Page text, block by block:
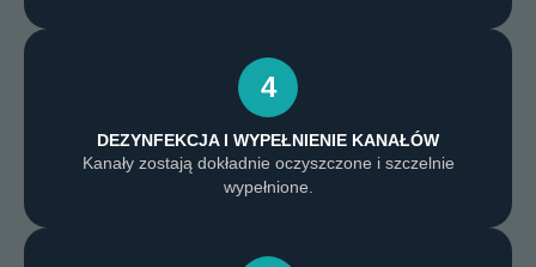
4
DEZYNFEKCJA I WYPEŁNIENIE KANAŁÓW
Kanały zostają dokładnie oczyszczone i szczelnie
wypełnione.